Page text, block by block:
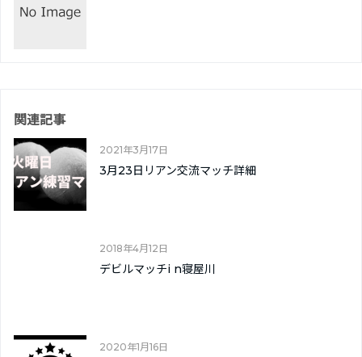
関連記事
2021年3月17日
3月23日リアン交流マッチ詳細
2018年4月12日
デビルマッチi n寝屋川
2020年1月16日